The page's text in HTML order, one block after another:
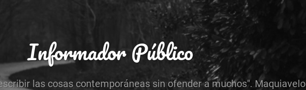
Informador Público
las cosas contemporáneas sin ofender a muchos". Maquiavelo